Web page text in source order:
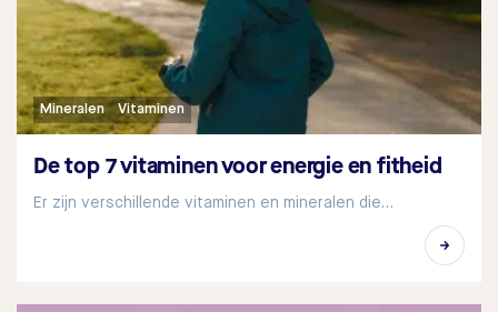
Mineralen Vitaminen
De top 7 vitaminen voor energie en fitheid
Er zijn verschillende vitaminen en mineralen die…